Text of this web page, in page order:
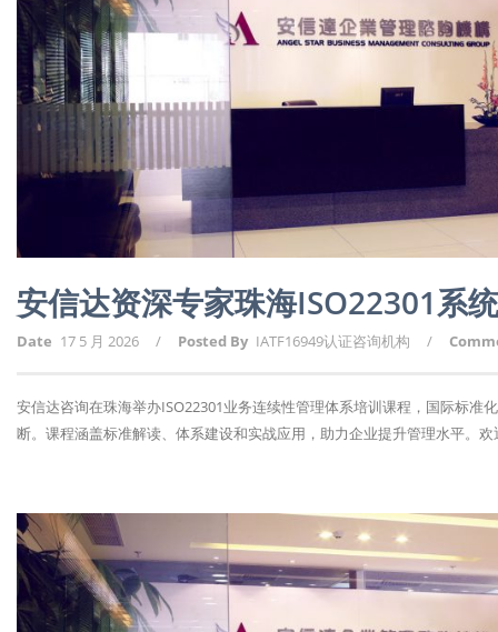
安信达资深专家珠海ISO22301系
Date 17 5 月 2026 / Posted By IATF16949认证咨询机构 /
安信达咨询在珠海举办ISO22301业务连续性管理体系培训课程，国际标
断。课程涵盖标准解读、体系建设和实战应用，助力企业提升管理水平。